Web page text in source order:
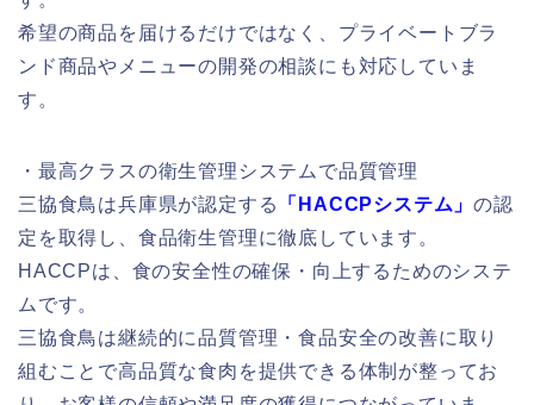
希望の商品を届けるだけではなく、プライベートブラ
ンド商品やメニューの開発の相談にも対応していま
す。
・最高クラスの衛生管理システムで品質管理
三協食鳥は兵庫県が認定する
「HACCPシステム」の認
定を取得し、食品衛生管理に徹底しています。
HACCPは、食の安全性の確保・向上するためのシステ
ムです。
三協食鳥は継続的に品質管理・食品安全の改善に取り
組むことで高品質な食肉を提供できる体制が整ってお